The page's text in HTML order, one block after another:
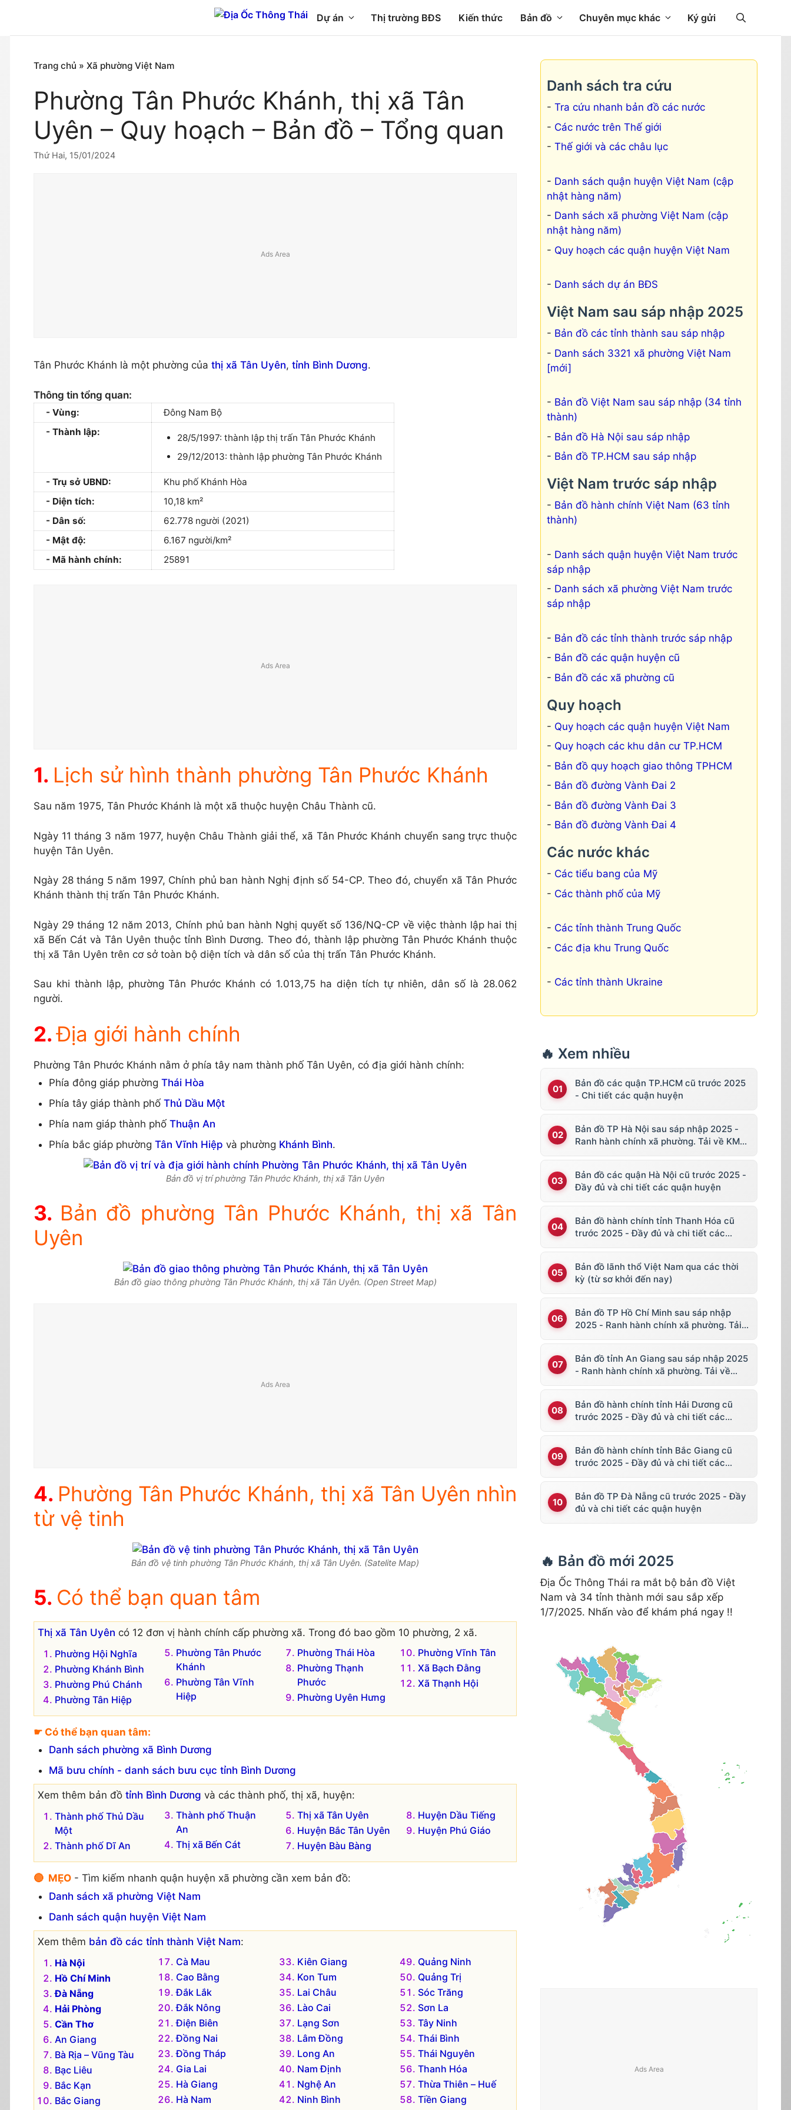
nội
Dự án Thị trường BĐS Kiến thức Bản đồ Chuyên mục khác Ký gửi
Trang chủ » Xã phường Việt Nam
Phường Tân Phước Khánh, thị xã Tân
Uyên – Quy hoạch – Bản đồ – Tổng quan
Thứ Hai, 15/01/2024
Tân Phước Khánh là một phường của thị xã Tân Uyên, tỉnh Bình Dương.
Thông tin tổng quan:
Vùng:
Đông Nam Bộ
Thành lập:
28/5/1997: thành lập thị trấn Tân Phước Khánh
29/12/2013: thành lập phường Tân Phước Khánh
Trụ sở UBND:
Khu phố Khánh Hòa
Diện tích:
10,18 km²
Dân số:
62.778 người (2021)
Mật độ:
6.167 người/km²
Mã hành chính:
25891
Lịch sử hình thành phường Tân Phước Khánh
Sau năm 1975, Tân Phước Khánh là một xã thuộc huyện Châu Thành cũ.
Ngày 11 tháng 3 năm 1977, huyện Châu Thành giải thể, xã Tân Phước Khánh chuyển sang trực thuộc
huyện Tân Uyên.
Ngày 28 tháng 5 năm 1997, Chính phủ ban hành Nghị định số 54-CP. Theo đó, chuyển xã Tân Phước
Khánh thành thị trấn Tân Phước Khánh.
Ngày 29 tháng 12 năm 2013, Chính phủ ban hành Nghị quyết số 136/NQ-CP về việc thành lập hai thị
xã Bến Cát và Tân Uyên thuộc tỉnh Bình Dương. Theo đó, thành lập phường Tân Phước Khánh thuộc
thị xã Tân Uyên trên cơ sở toàn bộ diện tích và dân số của thị trấn Tân Phước Khánh.
Sau khi thành lập, phường Tân Phước Khánh có 1.013,75 ha diện tích tự nhiên, dân số là 28.062
người.
Địa giới hành chính
Phường Tân Phước Khánh nằm ở phía tây nam thành phố Tân Uyên, có địa giới hành chính:
Phía đông giáp phường Thái Hòa
Phía tây giáp thành phố Thủ Dầu Một
Phía nam giáp thành phố Thuận An
Phía bắc giáp phường Tân Vĩnh Hiệp và phường Khánh Bình.
Bản đồ vị trí phường Tân Phước Khánh, thị xã Tân Uyên
Bản đồ phường Tân Phước Khánh, thị xã Tân
Uyên
Bản đồ giao thông phường Tân Phước Khánh, thị xã Tân Uyên. (Open Street Map)
Phường Tân Phước Khánh, thị xã Tân Uyên nhìn
từ vệ tinh
Bản đồ vệ tinh phường Tân Phước Khánh, thị xã Tân Uyên. (Satelite Map)
Có thể bạn quan tâm
Thị xã Tân Uyên có 12 đơn vị hành chính cấp phường xã. Trong đó bao gồm 10 phường, 2 xã.
Phường Hội Nghĩa
Phường Khánh Bình
Phường Phú Chánh
Phường Tân Hiệp
Phường Tân Phước
Khánh
Phường Tân Vĩnh
Hiệp
Phường Thái Hòa
Phường Thạnh
Phước
Phường Uyên Hưng
Phường Vĩnh Tân
Xã Bạch Đằng
Xã Thạnh Hội
☛ Có thể bạn quan tâm:
Danh sách phường xã Bình Dương
Mã bưu chính - danh sách bưu cục tỉnh Bình Dương
Xem thêm bản đồ tỉnh Bình Dương và các thành phố, thị xã, huyện:
Thành phố Thủ Dầu
Một
Thành phố Dĩ An
Thành phố Thuận
An
Thị xã Bến Cát
Thị xã Tân Uyên
Huyện Bắc Tân Uyên
Huyện Bàu Bàng
Huyện Dầu Tiếng
Huyện Phú Giáo
🔴 MẸO - Tìm kiếm nhanh quận huyện xã phường cần xem bản đồ:
Danh sách xã phường Việt Nam
Danh sách quận huyện Việt Nam
Xem thêm bản đồ các tỉnh thành Việt Nam:
Hà Nội
Hồ Chí Minh
Đà Nẵng
Hải Phòng
Cần Thơ
An Giang
Bà Rịa – Vũng Tàu
Bạc Liêu
Bắc Kạn
Bắc Giang
Cà Mau
Cao Bằng
Đắk Lắk
Đắk Nông
Điện Biên
Đồng Nai
Đồng Tháp
Gia Lai
Hà Giang
Hà Nam
Kiên Giang
Kon Tum
Lai Châu
Lào Cai
Lạng Sơn
Lâm Đồng
Long An
Nam Định
Nghệ An
Ninh Bình
Quảng Ninh
Quảng Trị
Sóc Trăng
Sơn La
Tây Ninh
Thái Bình
Thái Nguyên
Thanh Hóa
Thừa Thiên – Huế
Tiền Giang
Danh sách tra cứu
Tra cứu nhanh bản đồ các nước
Các nước trên Thế giới
Thế giới và các châu lục
Danh sách quận huyện Việt Nam (cập
nhật hàng năm)
Danh sách xã phường Việt Nam (cập
nhật hàng năm)
Quy hoạch các quận huyện Việt Nam
Danh sách dự án BĐS
Việt Nam sau sáp nhập 2025
Bản đồ các tỉnh thành sau sáp nhập
Danh sách 3321 xã phường Việt Nam
[mới]
Bản đồ Việt Nam sau sáp nhập (34 tỉnh
thành)
Bản đồ Hà Nội sau sáp nhập
Bản đồ TP.HCM sau sáp nhập
Việt Nam trước sáp nhập
Bản đồ hành chính Việt Nam (63 tỉnh
thành)
Danh sách quận huyện Việt Nam trước
sáp nhập
Danh sách xã phường Việt Nam trước
sáp nhập
Bản đồ các tỉnh thành trước sáp nhập
Bản đồ các quận huyện cũ
Bản đồ các xã phường cũ
Quy hoạch
Quy hoạch các quận huyện Việt Nam
Quy hoạch các khu dân cư TP.HCM
Bản đồ quy hoạch giao thông TPHCM
Bản đồ đường Vành Đai 2
Bản đồ đường Vành Đai 3
Bản đồ đường Vành Đai 4
Các nước khác
Các tiểu bang của Mỹ
Các thành phố của Mỹ
Các tỉnh thành Trung Quốc
Các địa khu Trung Quốc
Các tỉnh thành Ukraine
🔥 Xem nhiều
Bản đồ các quận TP.HCM cũ trước 2025
- Chi tiết các quận huyện
Bản đồ TP Hà Nội sau sáp nhập 2025 -
Ranh hành chính xã phường. Tải về KML,
Bản đồ các quận Hà Nội cũ trước 2025 -
Đầy đủ và chi tiết các quận huyện
Bản đồ hành chính tỉnh Thanh Hóa cũ
trước 2025 - Đầy đủ và chi tiết các
Bản đồ lãnh thổ Việt Nam qua các thời
kỳ (từ sơ khởi đến nay)
Bản đồ TP Hồ Chí Minh sau sáp nhập
2025 - Ranh hành chính xã phường. Tải
Bản đồ tỉnh An Giang sau sáp nhập 2025
- Ranh hành chính xã phường. Tải về
Bản đồ hành chính tỉnh Hải Dương cũ
trước 2025 - Đầy đủ và chi tiết các
Bản đồ hành chính tỉnh Bắc Giang cũ
trước 2025 - Đầy đủ và chi tiết các
Bản đồ TP Đà Nẵng cũ trước 2025 - Đầy
đủ và chi tiết các quận huyện
🔥 Bản đồ mới 2025
Địa Ốc Thông Thái ra mắt bộ bản đồ Việt
Nam và 34 tỉnh thành mới sau sắp xếp
1/7/2025. Nhấn vào để khám phá ngay !!